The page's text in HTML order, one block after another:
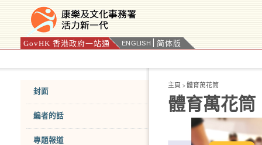
GovHK 香港政府一站通 ENGLISH 简体版
封面
編者的話
專題報道
主頁 > 體育萬花筒
體育萬花筒